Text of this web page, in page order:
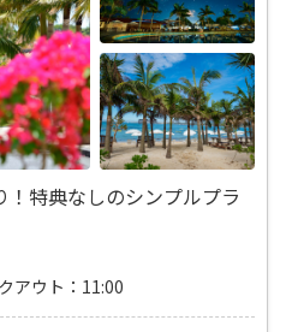
！特典なしのシンプルプラ
アウト：11:00